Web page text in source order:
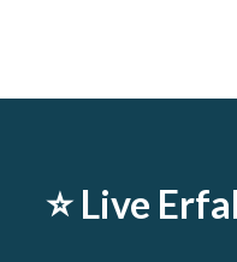
⭐️ Live